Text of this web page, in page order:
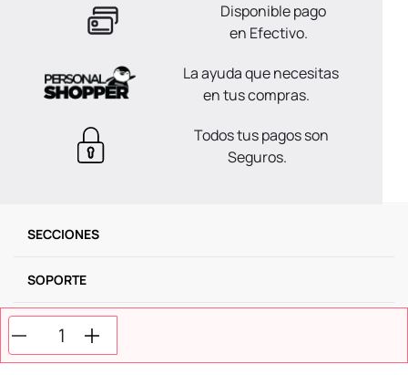
Disponible pago
en Efectivo.
La ayuda que necesitas
en tus compras.
Todos tus pagos son
Seguros.
SECCIONES
SOPORTE
SERVICIOS